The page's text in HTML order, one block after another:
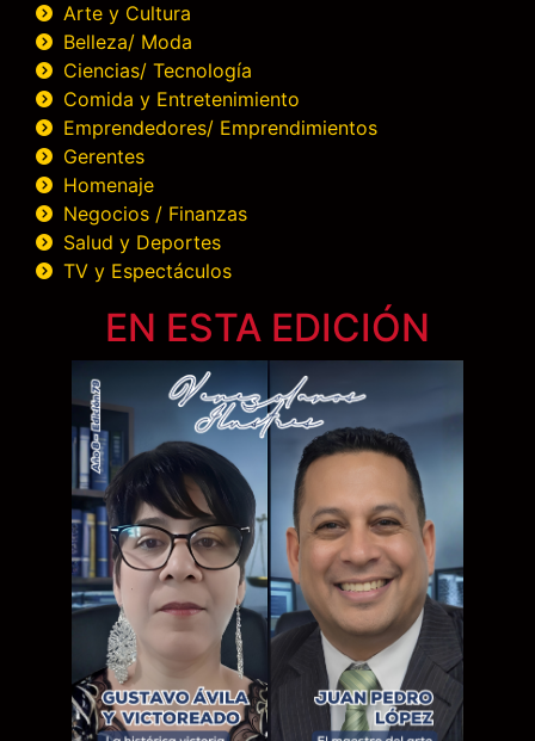
Arte y Cultura
Belleza/ Moda
Ciencias/ Tecnología
Comida y Entretenimiento
Emprendedores/ Emprendimientos
Gerentes
Homenaje
Negocios / Finanzas
Salud y Deportes
TV y Espectáculos
EN ESTA EDICIÓN